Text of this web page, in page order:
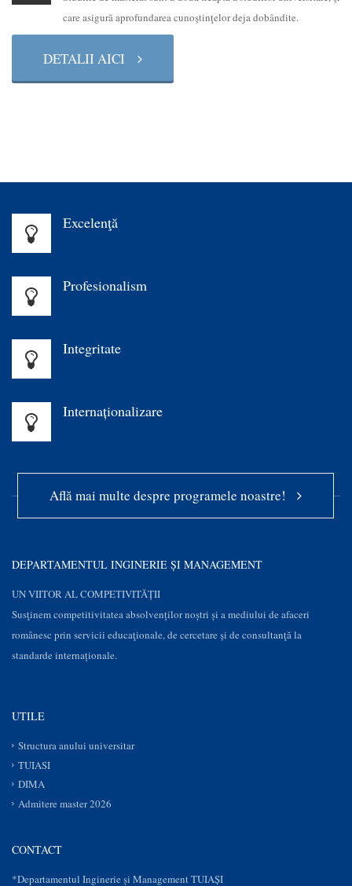
care asigură aprofundarea cunoştinţelor deja dobândite.
DETALII AICI
Excelenţă
Profesionalism
Integritate
Internaționalizare
Află mai multe despre programele noastre!
DEPARTAMENTUL INGINERIE ȘI MANAGEMENT
UN VIITOR AL COMPETIVITĂȚII
Susţinem competitivitatea absolvenților noștri și a mediului de afaceri
românesc prin servicii educaţionale, de cercetare şi de consultanţă la
standarde internaționale.
UTILE
Structura anului universitar
TUIASI
DIMA
Admitere master 2026
CONTACT
*Departamentul Inginerie și Management TUIAȘI